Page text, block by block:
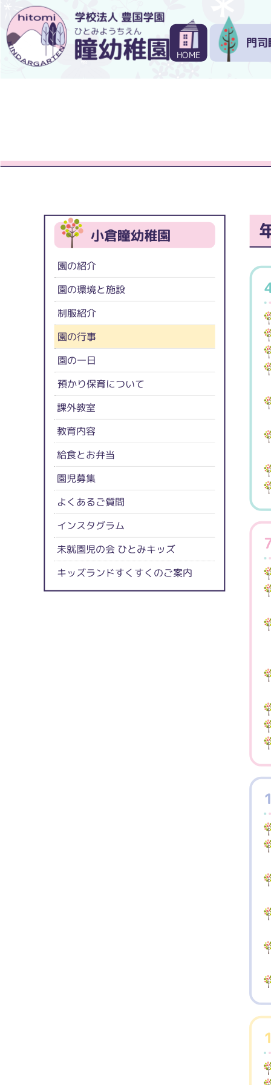
HOME
門
小倉瞳幼稚園
園の紹介
園の環境と施設
制服紹介
園の行事
園の一日
預かり保育について
課外教室
教育内容
給食とお弁当
園児募集
よくあるご質問
インスタグラム
未就園児の会 ひとみキッズ
キッズランドすくすくのご案内